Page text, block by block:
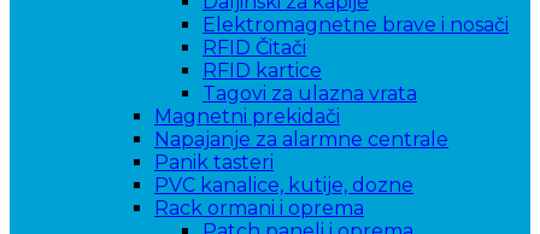
Elektromagnetne brave i nosači
RFID Čitači
RFID kartice
Tagovi za ulazna vrata
Magnetni prekidači
Napajanje za alarmne centrale
Panik tasteri
PVC kanalice, kutije, dozne
Rack ormani i oprema